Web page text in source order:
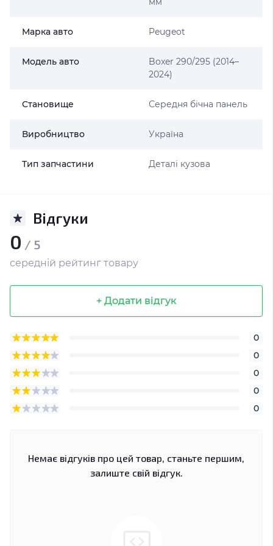
Марка авто Peugeot
Модель авто
Boxer 290/295 (2014–
2024)
Становище Середня бічна панель
Виробництво Україна
Тип запчастини Деталі кузова
Відгуки
0 / 5
середній рейтинг товару
+ Додати відгук
0
0
0
0
0
Немає відгуків про цей товар, станьте першим,
залиште свій відгук.